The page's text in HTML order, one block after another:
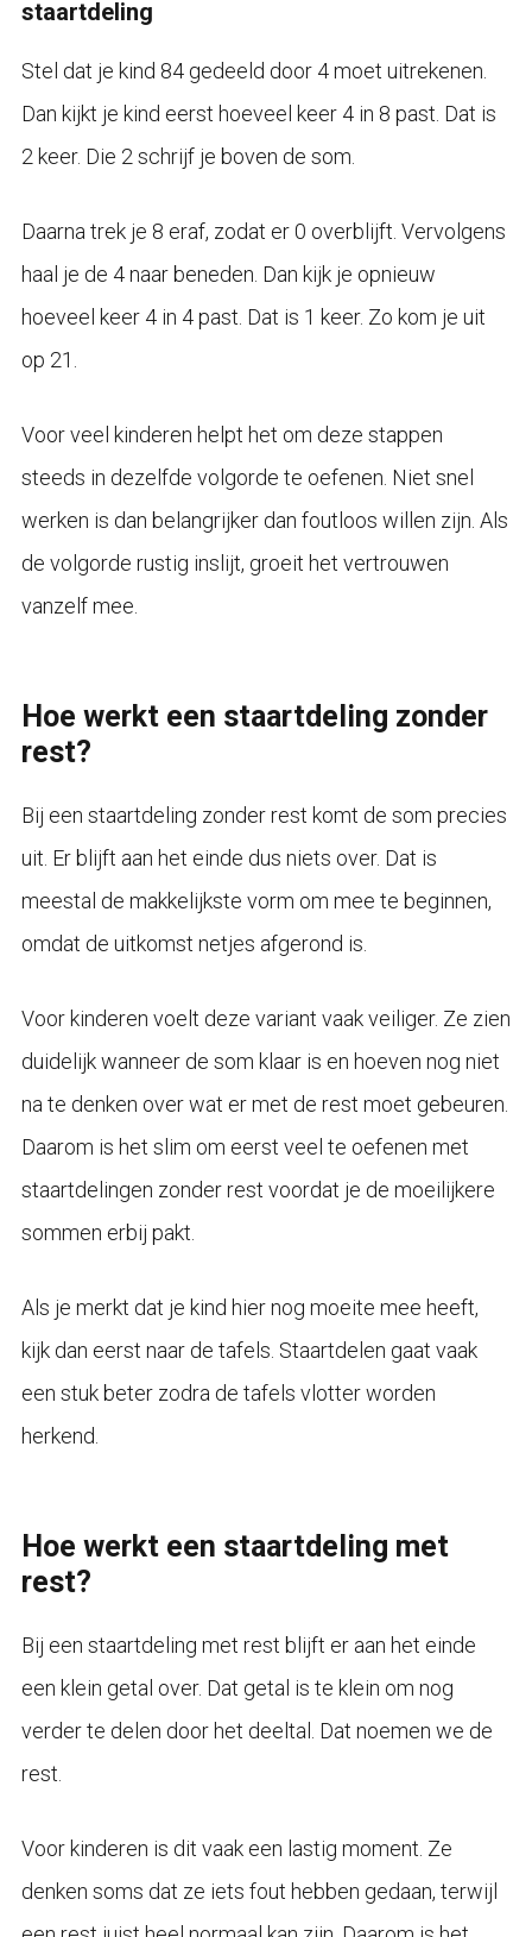
staartdeling
Stel dat je kind 84 gedeeld door 4 moet uitrekenen.
Dan kijkt je kind eerst hoeveel keer 4 in 8 past. Dat is
2 keer. Die 2 schrijf je boven de som.
Daarna trek je 8 eraf, zodat er 0 overblijft. Vervolgens
haal je de 4 naar beneden. Dan kijk je opnieuw
hoeveel keer 4 in 4 past. Dat is 1 keer. Zo kom je uit
op 21.
Voor veel kinderen helpt het om deze stappen
steeds in dezelfde volgorde te oefenen. Niet snel
werken is dan belangrijker dan foutloos willen zijn. Als
de volgorde rustig inslijt, groeit het vertrouwen
vanzelf mee.
Hoe werkt een staartdeling zonder
rest?
Bij een staartdeling zonder rest komt de som precies
uit. Er blijft aan het einde dus niets over. Dat is
meestal de makkelijkste vorm om mee te beginnen,
omdat de uitkomst netjes afgerond is.
Voor kinderen voelt deze variant vaak veiliger. Ze zien
duidelijk wanneer de som klaar is en hoeven nog niet
na te denken over wat er met de rest moet gebeuren.
Daarom is het slim om eerst veel te oefenen met
staartdelingen zonder rest voordat je de moeilijkere
sommen erbij pakt.
Als je merkt dat je kind hier nog moeite mee heeft,
kijk dan eerst naar de tafels. Staartdelen gaat vaak
een stuk beter zodra de tafels vlotter worden
herkend.
Hoe werkt een staartdeling met
rest?
Bij een staartdeling met rest blijft er aan het einde
een klein getal over. Dat getal is te klein om nog
verder te delen door het deeltal. Dat noemen we de
rest.
Voor kinderen is dit vaak een lastig moment. Ze
denken soms dat ze iets fout hebben gedaan, terwijl